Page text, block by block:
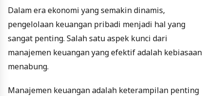
Dalam era ekonomi yang semakin dinamis,
pengelolaan keuangan pribadi menjadi hal yang
sangat penting. Salah satu aspek kunci dari
manajemen keuangan yang efektif adalah kebiasaan
menabung.
Manajemen keuangan adalah keterampilan penting